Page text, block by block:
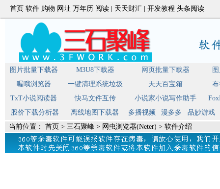
首页 软件 购物 网址 万年历 阅读 天天财汇 开发教程 头条阅读
图片批量下载器 M3U8下载器 网页批量下载器
喔哦浏览器
一键清理系统垃圾 天天百宝箱
TxT小说阅读器
快马文件互传 小说家小说写作助手
股价下载分析器
离线地图下载器 多播视频 漫多多
品妙游戏
当前位置： 首页 > 三石聚峰 > 网虫浏览器(Neter) > 软件介绍